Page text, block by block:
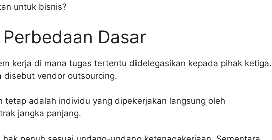
untuk bisnis?
Dasar
kerja di mana tugas tertentu didelegasikan kepada pihak ketiga.
disebut vendor outsourcing.
tetap adalah individu yang dipekerjakan langsung oleh
jangka panjang.